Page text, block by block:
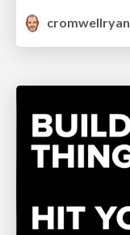
cromwellryan